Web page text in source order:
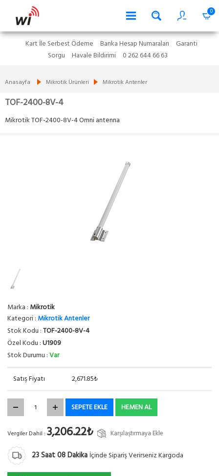
0
Kart İle Serbest Ödeme Banka Hesap Numaraları
Garanti
Sorgu
Havale Bildirimi 0 262 644 66 63
Anasayfa Mikrotik Ürünleri Mikrotik Antenler
TOF-2400-8V-4
Mikrotik TOF-2400-8V-4 Omni antenna
Marka : Mikrotik
Kategori : Mikrotik Antenler
Stok Kodu :TOF-2400-8V-4
Özel Kodu :U1909
Stok Durumu :Var
Satış Fiyatı 2,671.85₺
SEPETE EKLE HEMEN AL
Vergiler Dahil : 3,206.22₺ Karşılaştırmaya Ekle
23Saat08Dakika İçinde Sipariş Verirseniz Kargoda